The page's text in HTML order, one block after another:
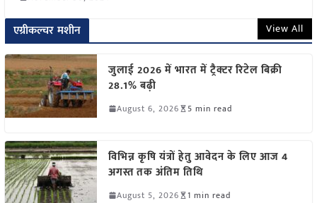
एग्रीकल्चर मशीन View All
जुलाई 2026 में भारत में ट्रैक्टर रिटेल बिक्री
28.1% बढ़ी
August 6, 2026 5 min read
विभिन्न कृषि यंत्रों हेतु आवेदन के लिए आज 4
अगस्त तक अंतिम तिथि
August 5, 2026 1 min read